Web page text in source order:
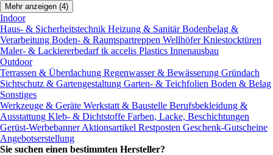
Mehr anzeigen (4)
Indoor
Haus- & Sicherheitstechnik Heizung & SanitärBodenbelag &
Verarbeitung Boden- & Raumspartreppen Wellhöfer Kniestocktüren
Maler- & Lackiererbedarftk accelis Plastics Innenausbau
Outdoor
Terrassen & Überdachung Regenwasser & Bewässerung Gründach
Sichtschutz & Gartengestaltung Garten- & Teichfolien Boden & Belag
Sonstiges
Werkzeuge & Geräte Werkstatt & Baustelle Berufsbekleidung &
Ausstattung Kleb- & Dichtstoffe Farben, Lacke, Beschichtungen
Gerüst-WerbebannerAktionsartikel Restposten Geschenk-Gutscheine
Angebotserstellung
Sie suchen einen bestimmten Hersteller?